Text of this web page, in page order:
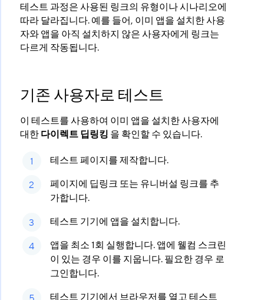
테스트 과정은 사용된 링크의 유형이나 시나리오에
따라 달라집니다. 예를 들어, 이미 앱을 설치한 사용
자와 앱을 아직 설치하지 않은 사용자에게 링크는
다르게 작동됩니다.
기존 사용자로 테스트
이 테스트를 사용하여 이미 앱을 설치한 사용자에
대한다이렉트 딥링킹 을 확인할 수 있습니다.
테스트 페이지를 제작합니다.
페이지에 딥링크 또는 유니버설 링크를 추
가합니다.
테스트 기기에 앱을 설치합니다.
앱을 최소 1회 실행합니다. 앱에 웰컴 스크린
이 있는 경우 이를 지웁니다. 필요한 경우 로
그인합니다.
테스트 기기에서 브라우저를 열고 테스트